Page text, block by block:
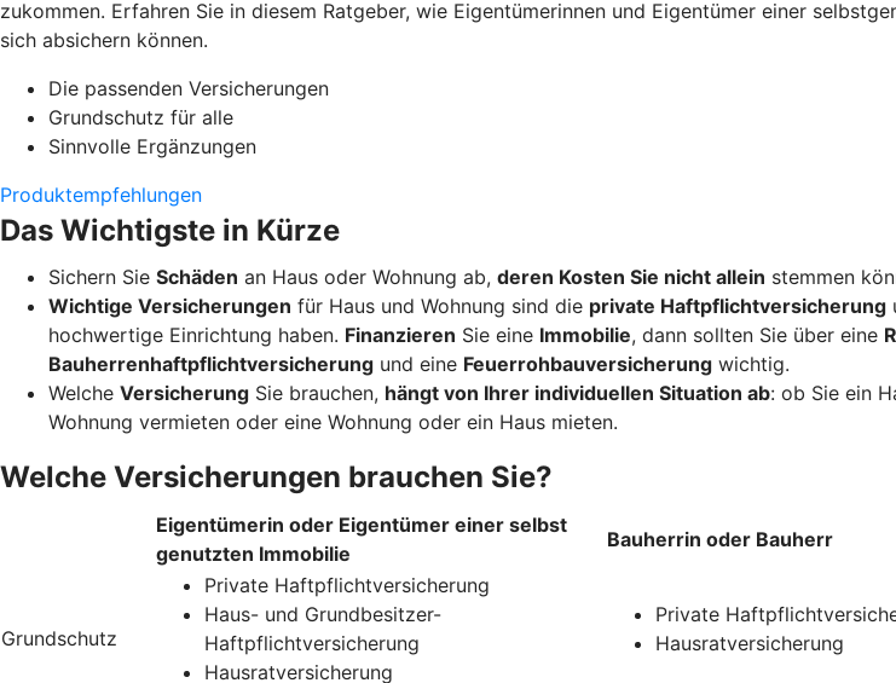
zukommen. Erfahren Sie in diesem Ratgeber, wie Eigentümerinnen und Eigentümer einer
sich absichern können.
Die passenden Versicherungen
Grundschutz für alle
Sinnvolle Ergänzungen
Produktempfehlungen
Das Wichtigste in Kürze
Sichern Sie Schäden an Haus oder Wohnung ab, deren Kosten Sie nicht allein stemmen
Wichtige Versicherungen für Haus und Wohnung sind die private Haftpflichtversicherung
hochwertige Einrichtung haben. Finanzieren Sie eine Immobilie, dann sollten Sie über eine
Bauherrenhaftpflichtversicherung und eine Feuerrohbauversicherung wichtig.
Welche Versicherung Sie brauchen, hängt von Ihrer individuellen Situation ab: ob Sie ein
Wohnung vermieten oder eine Wohnung oder ein Haus mieten.
Welche Versicherungen brauchen Sie?
Eigentümerin oder Eigentümer einer selbst
genutzten Immobilie
Bauherrin oder Bauherr
Grundschutz
Private Haftpflichtversicherung
Haus- und Grundbesitzer-
Haftpflichtversicherung
Hausratversicherung
Private
Hausratversicherung